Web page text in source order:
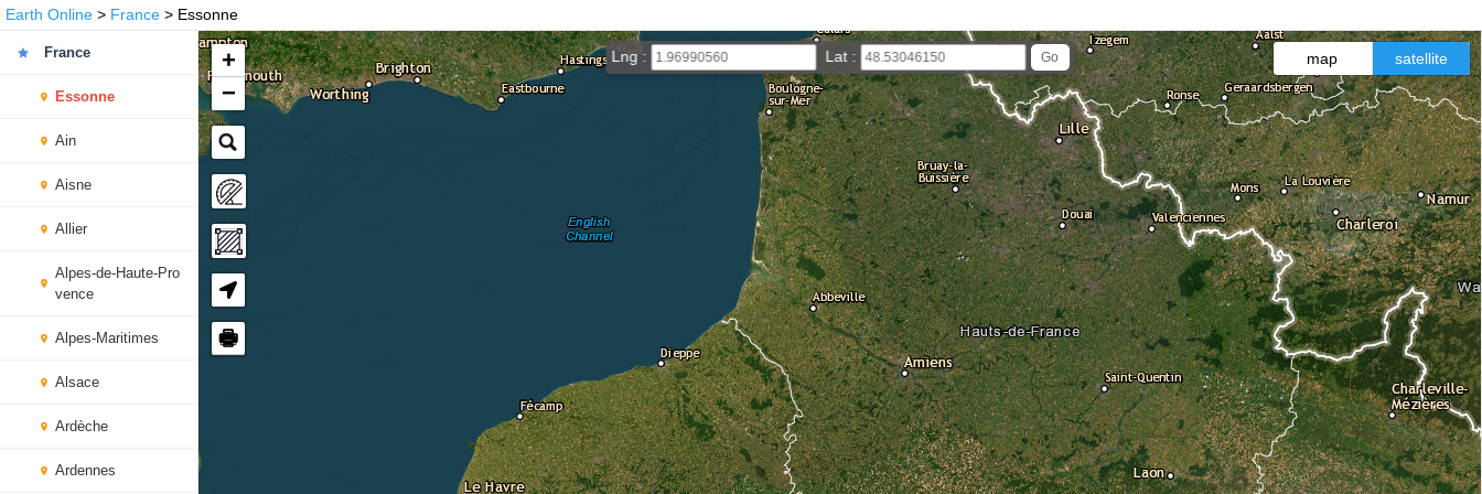
Earth Online > France > Essonne
France
Essonne
Ain
Aisne
Allier
Alpes-de-Haute-Pro
vence
Alpes-Maritimes
Alsace
Ardèche
Ardennes
+
−
🖶
Lng : Lat : map satellite